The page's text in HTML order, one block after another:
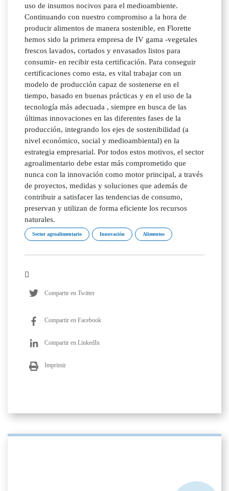
uso de insumos nocivos para el medioambiente.
Continuando con nuestro compromiso a la hora de
producir alimentos de manera sostenible, en Florette
hemos sido la primera empresa de IV gama -vegetales
frescos lavados, cortados y envasados listos para
consumir- en recibir esta certificación. Para conseguir
certificaciones como esta, es vital trabajar con un
modelo de producción capaz de sostenerse en el
tiempo, basado en buenas prácticas y en el uso de la
tecnología más adecuada , siempre en busca de las
últimas innovaciones en las diferentes fases de la
producción, integrando los ejes de sostenibilidad (a
nivel económico, social y medioambiental) en la
estrategia empresarial. Por todos estos motivos, el sector
agroalimentario debe estar más comprometido que
nunca con la innovación como motor principal, a través
de proyectos, medidas y soluciones que además de
contribuir a satisfacer las tendencias de consumo,
preservan y utilizan de forma eficiente los recursos
naturales.
Sector agroalimentario Innovación Alimentos
Compartir en Twitter
Compartir en Facebook
Compartir en LinkedIn
Imprimir